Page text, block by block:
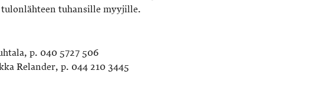
tuhansille myyjille.
p. 040 5727 506
Relander, p. 044 210 3445